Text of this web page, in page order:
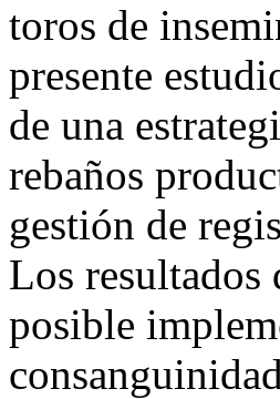
toros de
presente
de una
rebaños
gestión de
Los resultados
posible